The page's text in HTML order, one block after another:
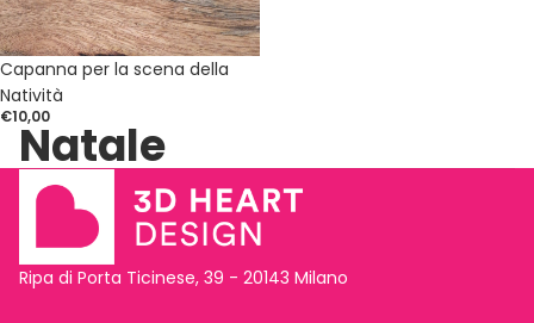
Capanna per la scena della
Natività
€10,00
Natale
Ripa di Porta Ticinese, 39 - 20143 Milano